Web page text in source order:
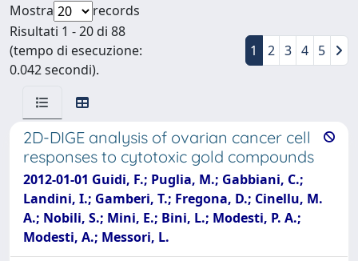
Mostra
records
Risultati 1 - 20 di 88
(tempo di esecuzione:
0.042 secondi).
1 2 3 4 5
2D-DIGE analysis of ovarian cancer cell
responses to cytotoxic gold compounds
2012-01-01 Guidi, F.; Puglia, M.; Gabbiani, C.;
Landini, I.; Gamberi, T.; Fregona, D.; Cinellu, M.
A.; Nobili, S.; Mini, E.; Bini, L.; Modesti, P. A.;
Modesti, A.; Messori, L.